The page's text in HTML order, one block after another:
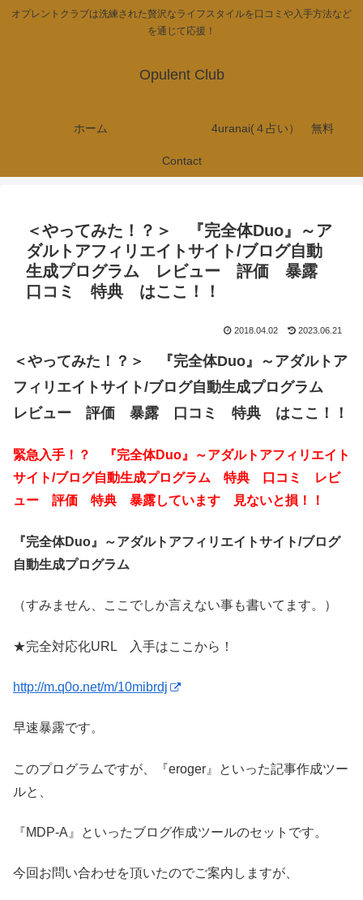
オプレントクラブは洗練された贅沢なライフスタイルを口コミや入手方法など
を通じて応援！
Opulent Club
ホーム 4uranai(４占い） 無料
Contact
＜やってみた！？＞ 『完全体Duo』～ア
ダルトアフィリエイトサイト/ブログ自動
生成プログラム レビュー 評価 暴露
口コミ 特典 はここ！！
2018.04.02 2023.06.21
＜やってみた！？＞ 『完全体Duo』～アダルトア
フィリエイトサイト/ブログ自動生成プログラム
レビュー 評価 暴露 口コミ 特典 はここ！！
緊急入手！？ 『完全体Duo』～アダルトアフィリエイト
サイト/ブログ自動生成プログラム 特典 口コミ レビ
ュー 評価 特典 暴露しています 見ないと損！！
『完全体Duo』～アダルトアフィリエイトサイト/ブログ
自動生成プログラム
（すみません、ここでしか言えない事も書いてます。）
★完全対応化URL 入手はここから！
http://m.q0o.net/m/10mibrdj
早速暴露です。
このプログラムですが、『eroger』といった記事作成ツー
ルと、
『MDP-A』といったブログ作成ツールのセットです。
今回お問い合わせを頂いたのでご案内しますが、